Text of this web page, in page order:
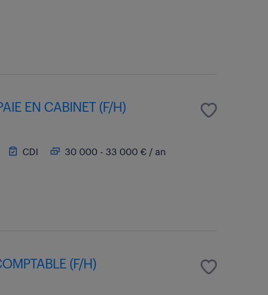
EN CABINET (F/H)
CDI 30 000 - 33 000 € / an
(F/H)